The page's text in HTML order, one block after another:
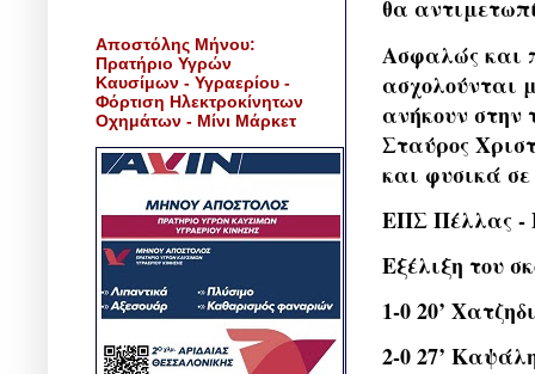
θα
Ασφαλώς και
ασχολούνται
ανήκουν στην
Σταύρος
και φυσικά
ΕΠΣ Πέλλας -
Εξέλιξη του
1-0 20’
2-0 27’
Αποστόλης Μήνου:
Πρατήριο Υγρών
Καυσίμων - Υγραερίου -
Φόρτιση Ηλεκτροκίνητων
Οχημάτων - Μίνι Μάρκετ